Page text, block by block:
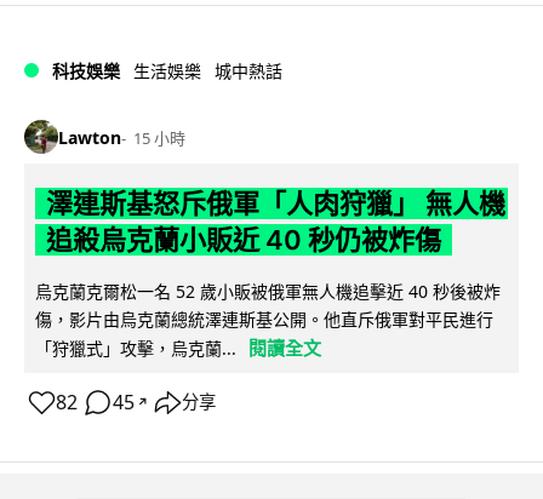
科技娛樂 生活娛樂 城中熱話
Lawton 15 小時
澤連斯基怒斥俄軍「人肉狩獵」 無人機
追殺烏克蘭小販近 40 秒仍被炸傷
烏克蘭克爾松一名 52 歲小販被俄軍無人機追擊近 40 秒後被炸
傷，影片由烏克蘭總統澤連斯基公開。他直斥俄軍對平民進行
「狩獵式」攻擊，烏克蘭...
閱讀全文
82 45 ↗ 分享